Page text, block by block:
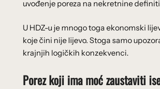
uvođenje poreza na nekretnine
U HDZ-u je mnogo toga ekonomski
koje čini nije lijevo. Stoga samo
krajnjih logičkih konzekvenci.
Porez koji ima moć zaustaviti